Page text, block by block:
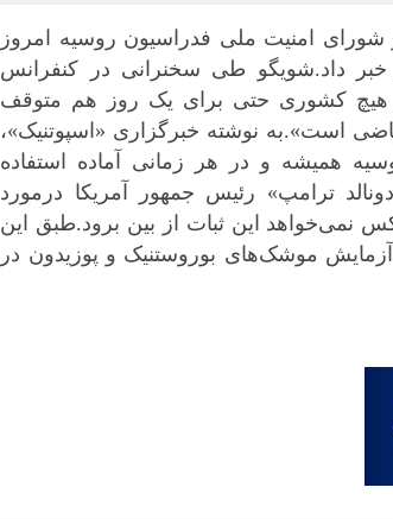
امنیت ملی فدراسیون روسیه امروز
داد.شویگو طی سخنرانی در کنفرانس
کشوری حتی برای یک روز هم متوقف
است».به نوشته خبرگزاری «اسپوتنیک»،
همیشه و در هر زمانی آماده استفاده
ترامپ» رئیس جمهور آمریکا درمورد
نمی‌خواهد این ثبات از بین برود.طبق این
موشک‌های بوروستنیک و پوزیدون در